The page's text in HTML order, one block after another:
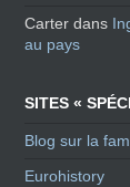
Carter dans
au pays
SITES «
Blog sur la
Eurohistory